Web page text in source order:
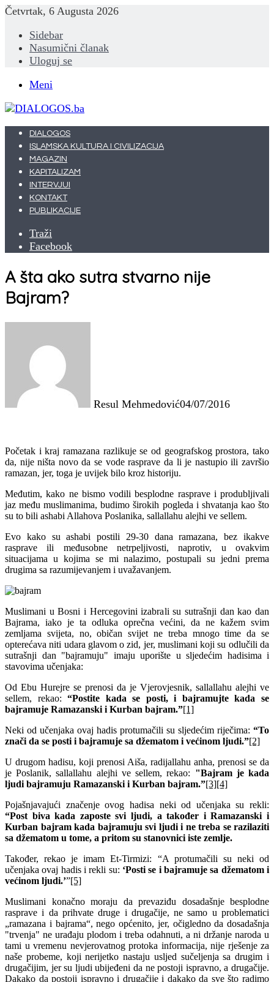
Četvrtak, 6 Augusta 2026
Sidebar
Nasumični članak
Uloguj se
Meni
DIALOGOS
ISLAMSKA KULTURA I CIVILIZACIJA
MAGAZIN
KAPITALIZAM
INTERVJUI
KONTAKT
PUBLIKACIJE
Traži
Facebook
A šta ako sutra stvarno nije
Bajram?
Resul Mehmedović04/07/2016
Početak i kraj ramazana razlikuje se od geografskog prostora, tako
da, nije ništa novo da se vode rasprave da li je nastupio ili završio
ramazan, jer, toga je uvijek bilo kroz historiju.
Međutim, kako ne bismo vodili besplodne rasprave i produbljivali
jaz među muslimanima, budimo širokih pogleda i shvatanja kao što
su to bili ashabi Allahova Poslanika, sallallahu alejhi ve sellem.
Evo kako su ashabi postili 29-30 dana ramazana, bez ikakve
rasprave ili međusobne netrpeljivosti, naprotiv, u ovakvim
situacijama u kojima se mi nalazimo, postupali su jedni prema
drugima sa razumijevanjem i uvažavanjem.
Muslimani u Bosni i Hercegovini izabrali su sutrašnji dan kao dan
Bajrama, iako je ta odluka oprečna većini, da ne kažem svim
zemljama svijeta, no, običan svijet ne treba mnogo time da se
opterećava niti udara glavom o zid, jer, muslimani koji su odlučili da
sutrašnji dan "bajramuju" imaju uporište u sljedećim hadisima i
stavovima učenjaka:
Od Ebu Hurejre se prenosi da je Vjerovjesnik, sallallahu alejhi ve
sellem, rekao:“Postite kada se posti, i bajramujte kada se
bajramuje Ramazanski i Kurban bajram.”[1]
Neki od učenjaka ovaj hadis protumačili su sljedećim riječima: “To
znači da se posti i bajramuje sa džematom i većinom ljudi.”[2]
U drugom hadisu, koji prenosi Aiša, radijallahu anha, prenosi se da
je Poslanik, sallallahu alejhi ve sellem, rekao: "Bajram je kada
ljudi bajramuju Ramazanski i Kurban bajram.”[3][4]
Pojašnjavajući značenje ovog hadisa neki od učenjaka su rekli:
“Post biva kada zaposte svi ljudi, a također i Ramazanski i
Kurban bajram kada bajramuju svi ljudi i ne treba se razilaziti
sa džematom u tome, a pritom su stanovnici iste zemlje.
Također, rekao je imam Et-Tirmizi: “A protumačili su neki od
učenjaka ovaj hadis i rekli su: ‘Posti se i bajramuje sa džematom i
većinom ljudi.’”[5]
Muslimani konačno moraju da prevaziđu dosadašnje besplodne
rasprave i da prihvate druge i drugačije, ne samo u problematici
„ramazana i bajrama“, nego općenito, jer, očigledno da dosadašnja
"trvenja" ne urađaju plodom i treba odahnuti, a ni držanje naroda u
tami u vremenu nevjerovatnog protoka informacija, nije rješenje za
naše probeme, koji nerijetko nastaju usljed sučeljenja sa drugim i
drugačijim, jer su ljudi ubijeđeni da ne postoji ispravno, a drugačije.
Dakako da postoji ispravno i drugačije i dakako da sve što radimo